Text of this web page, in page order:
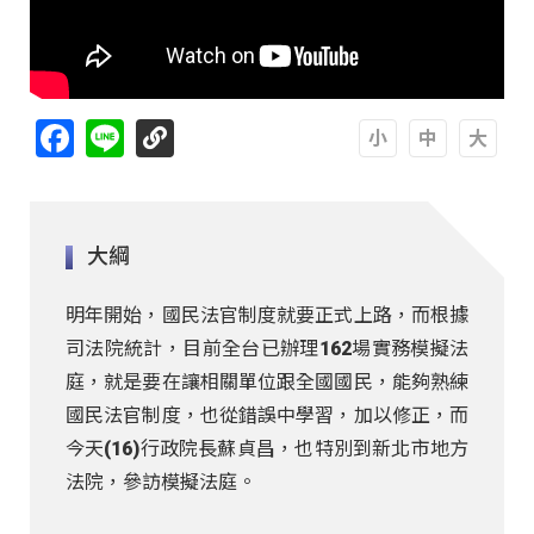
Facebook
Line
大綱
明年開始，國民法官制度就要正式上路，而根據
司法院統計，目前全台已辦理162場實務模擬法
庭，就是要在讓相關單位跟全國國民，能夠熟練
國民法官制度，也從錯誤中學習，加以修正，而
今天(16)行政院長蘇貞昌，也特別到新北市地方
法院，參訪模擬法庭。